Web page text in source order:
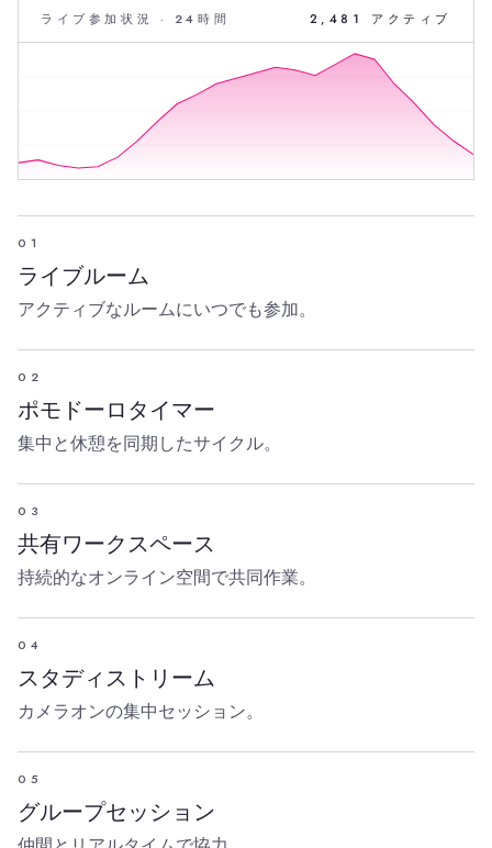
ライブ参加状況 · 24時間 2,481 アクティブ
01
ライブルーム
アクティブなルームにいつでも参加。
02
ポモドーロタイマー
集中と休憩を同期したサイクル。
03
共有ワークスペース
持続的なオンライン空間で共同作業。
04
スタディストリーム
カメラオンの集中セッション。
05
グループセッション